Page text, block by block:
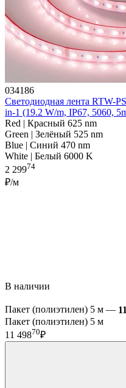
034186
Светодиодная лента RTW-
in-1 (19.2 W/m, IP67, 5060,
Red | Красный 625 nm
Green | Зелёный 525 nm
Blue | Синий 470 nm
White | Белый 6000 K
2 29974
₽/м
В наличии
Пакет (полиэтилен) 5 м —
Пакет (полиэтилен) 5 м
11 49870₽